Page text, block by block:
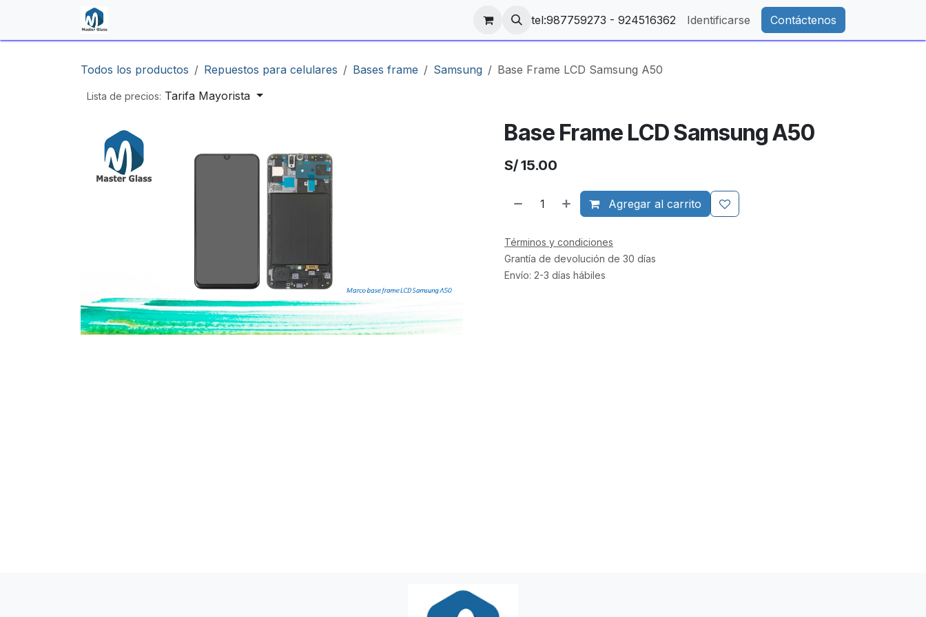
tel:987759273 - 924516362 Identificarse Contáctenos
Todos los productos Repuestos para celulares Bases frame Samsung Base Frame LCD Samsung A50
Lista de precios: Tarifa Mayorista
Base Frame LCD Samsung A50
S/15.00
Agregar al carrito
Términos y condiciones
Grantía de devolución de 30 días
Envío: 2-3 días hábiles